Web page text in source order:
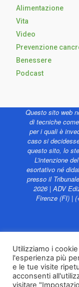
Alimentazione
Vita
Video
Prevenzione
Benessere
Podcast
Questo sito web
di tecniche
per i quali è
caso si
questo sito, lo
L’intenzione
esortativo né
presso il
2026 | ADV
Firenze (FI) |
Utilizziamo i
l'esperienza più
e le tue visite
acconsenti
visitare